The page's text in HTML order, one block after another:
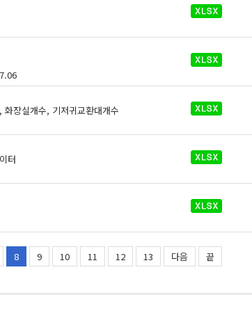
장실개수, 기저귀교환대개수
터
8 9 10 11 12 13 다음 끝